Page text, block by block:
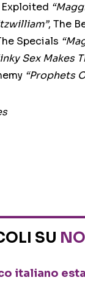
Exploited
, The
Specials
Sex Makes
“Prophets
SU
italiano